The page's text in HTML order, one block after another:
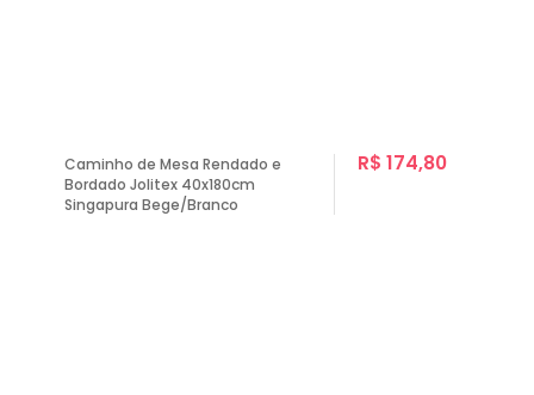
Caminho de Mesa Rendado e
Bordado Jolitex 40x180cm
Singapura Bege/Branco
R$ 174,80